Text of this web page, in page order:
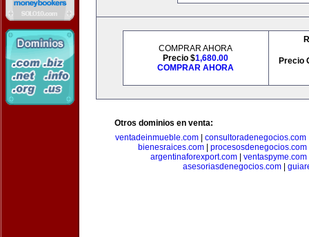
COMPRAR AHORA
Precio $1,680.00
COMPRAR AHORA
Precio
Otros dominios en venta:
ventadeinmueble.com| consultoradenegocios.com
bienesraices.com
procesosdenegocios.com
argentinaforexport.com| ventaspyme.com
asesoriasdenegocios.com|